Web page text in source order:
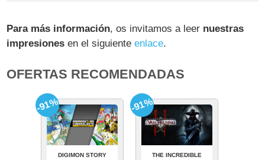
Para más información, os invitamos a leer nuestras
impresiones en el siguienteenlace.
OFERTAS RECOMENDADAS
DIGIMON STORY
-91%
THE INCREDIBLE
-91%